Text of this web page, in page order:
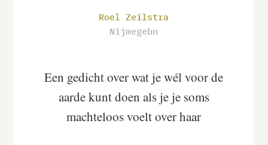
Roel Zeilstra
Nijmegebn
Een gedicht over wat je wél voor de
aarde kunt doen als je je soms
machteloos voelt over haar